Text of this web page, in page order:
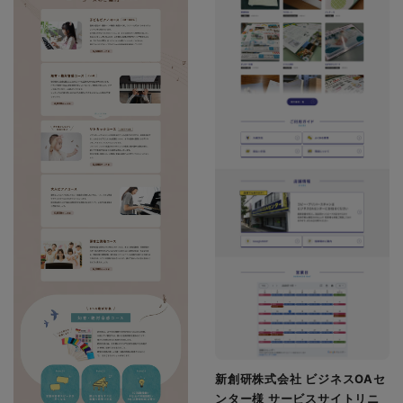
新創研株式会社 ビジネスOAセ
ンター様 サービスサイトリニ